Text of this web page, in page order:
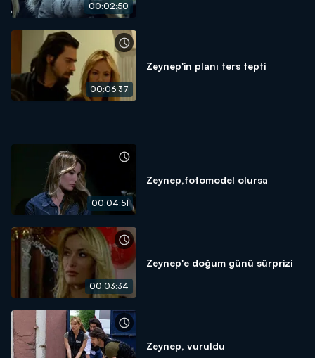
00:02:50
00:06:37
Zeynep'in planı ters tepti
00:04:51
Zeynep,fotomodel olursa
00:03:34
Zeynep'e doğum günü sürprizi
Zeynep, vuruldu